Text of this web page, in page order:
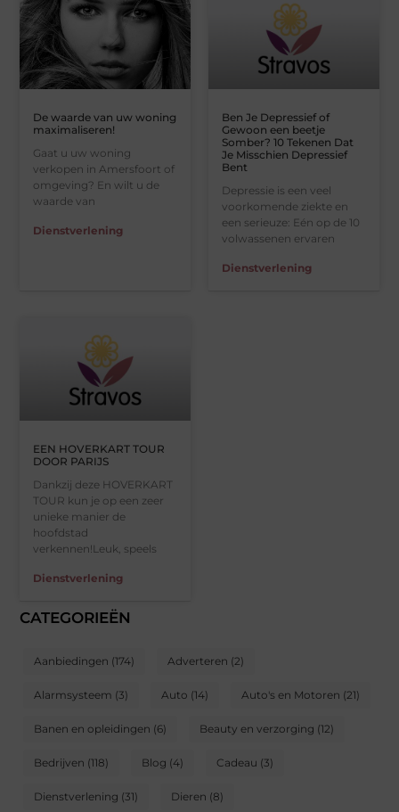
De waarde van uw woning
maximaliseren!
Gaat u uw woning
verkopen in Amersfoort of
omgeving? En wilt u de
waarde van
Dienstverlening
Ben Je Depressief of
Gewoon een beetje
Somber? 10 Tekenen Dat
Je Misschien Depressief
Bent
Depressie is een veel
voorkomende ziekte en
een serieuze: Eén op de 10
volwassenen ervaren
Dienstverlening
EEN HOVERKART TOUR
DOOR PARIJS
Dankzij deze HOVERKART
TOUR kun je op een zeer
unieke manier de
hoofdstad
verkennen!Leuk, speels
Dienstverlening
CATEGORIEËN
Aanbiedingen (174) Adverteren (2)
Alarmsysteem (3) Auto (14) Auto's en Motoren (21)
Banen en opleidingen (6) Beauty en verzorging (12)
Bedrijven (118) Blog (4) Cadeau (3)
Dienstverlening (31) Dieren (8)